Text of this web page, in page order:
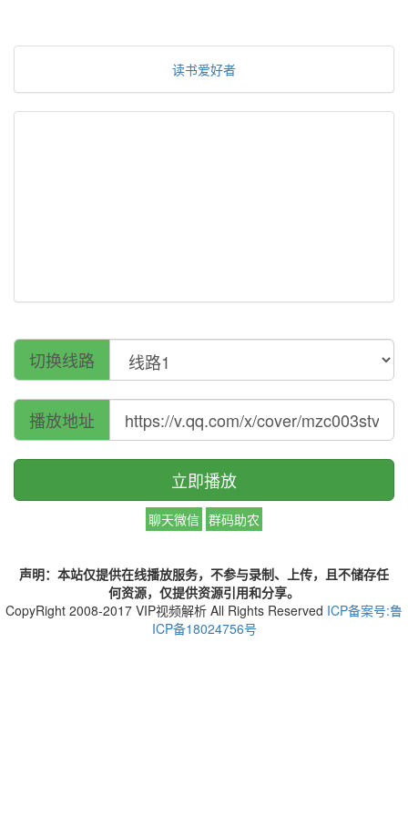
读书爱好者
切换线路
播放地址
立即播放
聊天微信 群码助农
声明：本站仅提供在线播放服务，不参与录制、上传，且不储存任
何资源，仅提供资源引用和分享。
CopyRight 2008-2017 VIP视频解析 All Rights Reserved ICP备案号:鲁
ICP备18024756号